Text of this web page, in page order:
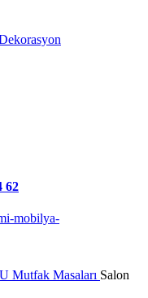
62
Mutfak Masaları Salon